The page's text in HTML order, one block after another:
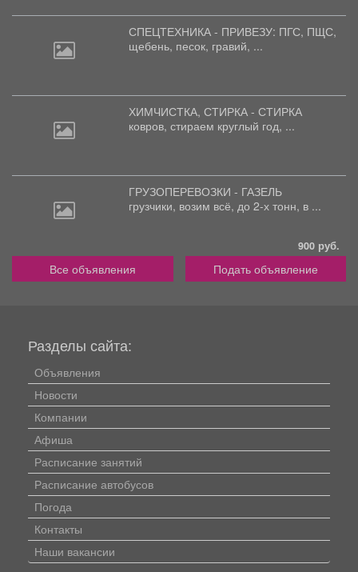
СПЕЦТЕХНИКА - ПРИВЕЗУ: ПГС, ПЩС,
щебень, песок, гравий, ...
ХИМЧИСТКА, СТИРКА - СТИРКА
ковров, стираем круглый год, ...
ГРУЗОПЕРЕВОЗКИ - ГАЗЕЛЬ
грузчики, возим всё, до 2-х тонн, в ...
900 руб.
Все объявления Подать объявление
Разделы сайта:
Объявления
Новости
Компании
Афиша
Расписание занятий
Расписание автобусов
Погода
Контакты
Наши вакансии